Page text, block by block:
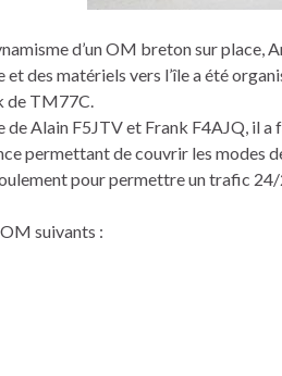
d’un OM breton sur place,
et des matériels vers l’île a été
de TM77C.
de Alain F5JTV et Frank F4AJQ, il
permettant de couvrir les modes
pour permettre un trafic 24/
suivants :